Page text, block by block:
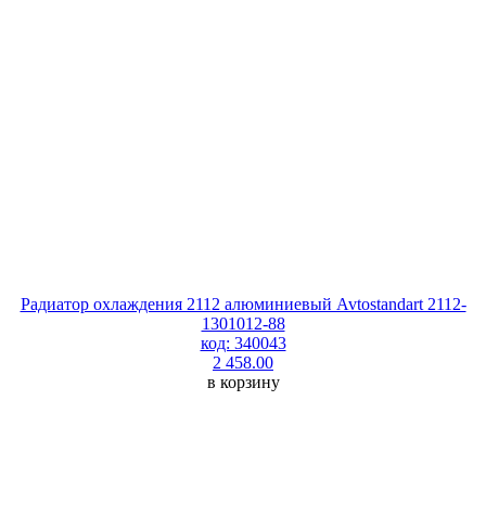
Радиатор охлаждения 2112 алюминиевый Avtostandart 2112-
1301012-88
код: 340043
2 458.00
в корзину